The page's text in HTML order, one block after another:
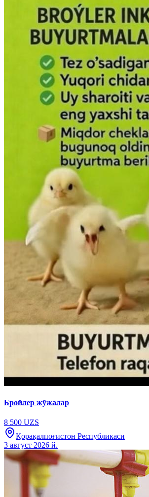
Бройлер жўжалар
8 500 UZS
Қорақалпоғистон Республикаси
3 август 2026 й.